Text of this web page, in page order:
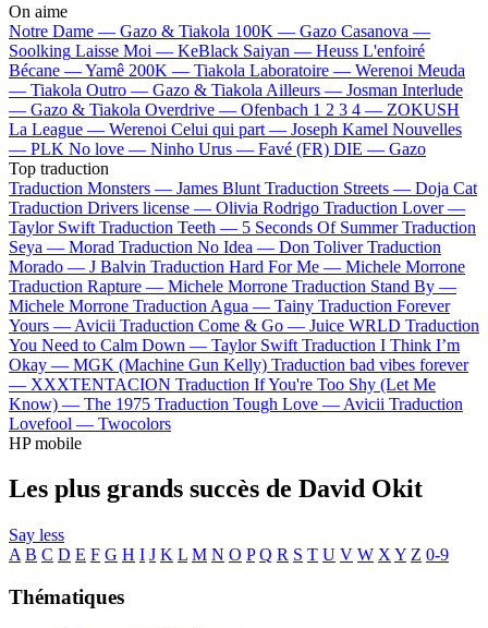
On aime
Notre Dame — Gazo & Tiakola 100K — Gazo Casanova —
Soolking Laisse Moi — KeBlack Saiyan — Heuss L'enfoiré
Bécane —Yamê 200K — Tiakola Laboratoire — Werenoi Meuda
— Tiakola Outro — Gazo & Tiakola Ailleurs — Josman Interlude
— Gazo & Tiakola Overdrive — Ofenbach 1 2 3 4 — ZOKUSH
La League — Werenoi Celui qui part — Joseph Kamel Nouvelles
— PLK No love — Ninho Urus — Favé (FR) DIE — Gazo
Top traduction
Traduction Monsters — James Blunt Traduction Streets — Doja Cat
Traduction Drivers license — Olivia Rodrigo Traduction Lover —
Taylor Swift Traduction Teeth — 5 Seconds Of Summer Traduction
Seya — Morad Traduction No Idea — Don Toliver Traduction
Morado — J Balvin Traduction Hard For Me — Michele Morrone
Traduction Rapture — Michele Morrone Traduction Stand By —
Michele Morrone Traduction Agua — Tainy Traduction Forever
Yours — Avicii Traduction Come & Go — Juice WRLD Traduction
You Need to Calm Down — Taylor Swift Traduction I Think I’m
Okay — MGK (Machine Gun Kelly) Traduction bad vibes forever
— XXXTENTACION Traduction If You're Too Shy (Let Me
Know) — The 1975 Traduction Tough Love — Avicii Traduction
Lovefool — Twocolors
HP mobile
Les plus grands succès de David Okit
Say less
A B C D E F G H I J K L M N O P Q R S T U V W X Y Z 0-9
Thématiques